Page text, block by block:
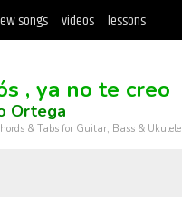
songs videos lessons
, ya no te creo
Ortega
& Tabs for Guitar, Bass & Ukulele